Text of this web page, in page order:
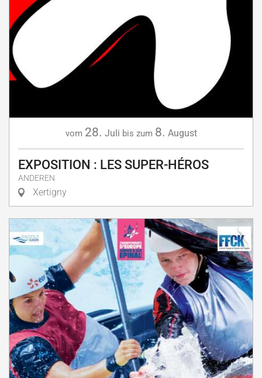
vom 28. Juli bis zum 8. August
EXPOSITION : LES SUPER-HÉROS
ANDEREN
Xertigny